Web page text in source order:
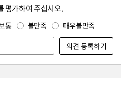
평가하여 주십시오.
통 불만족 매우불만족